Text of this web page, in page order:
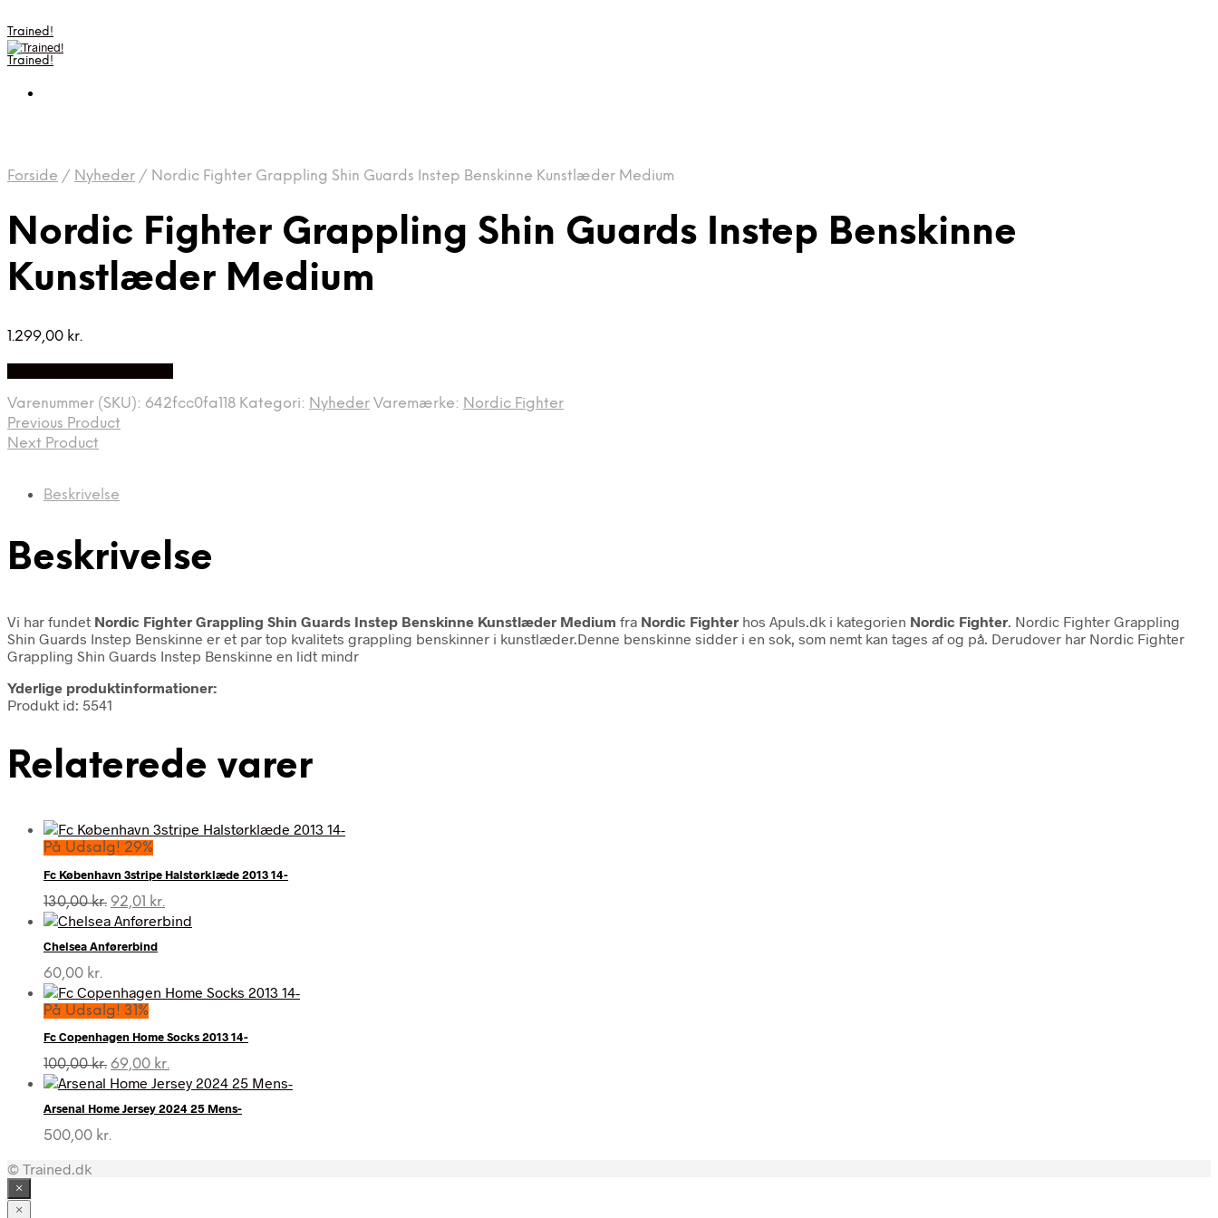
Trained!
Trained!
Forside / Nyheder / Nordic Fighter Grappling Shin Guards Instep Benskinne Kunstlæder Medium
Nordic Fighter Grappling Shin Guards Instep Benskinne
Kunstlæder Medium
1.299,00 kr.
Varenummer (SKU): 642fcc0fa118 Kategori: Nyheder Varemærke: Nordic Fighter
Previous Product
Next Product
Beskrivelse
Beskrivelse
Vi har fundet Nordic Fighter Grappling Shin Guards Instep Benskinne Kunstlæder Medium fra Nordic Fighter hos Apuls.dk i kategorien Nordic Fighter . Nordic Fighter Grappling
Shin Guards Instep Benskinne er et par top kvalitets grappling benskinner i kunstlæder.Denne benskinne sidder i en sok, som nemt kan tages af og på. Derudover har Nordic Fighter
Grappling Shin Guards Instep Benskinne en lidt mindr
Yderlige produktinformationer:
Produkt id: 5541
Relaterede varer
På Udsalg! 29%
Fc København 3stripe Halstørklæde 2013 14-
130,00kr. Den
oprindelige
var:
92,01 kr.
aktuelle
Chelsea Anførerbind
60,00 kr.
På Udsalg! 31%
Fc Copenhagen Home Socks 2013 14-
100,00kr. Den
oprindelige
var:
69,00 kr.
aktuelle
er:
Arsenal Home Jersey 2024 25 Mens-
500,00 kr.
© Trained.dk
×
×